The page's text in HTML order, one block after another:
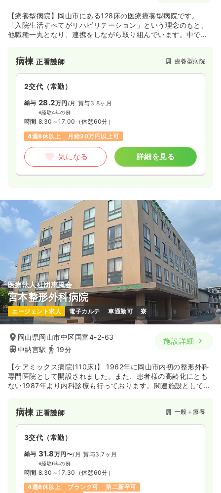
【療養型病院】岡山市にある128床の医療療養型病院です。
「入院生活すべてがリハビリテーション」という理念のもと、
他職種一丸となり、連携をしながら取り組んでいます。中で
れています。
病棟正看護師 療養型病院
2交代（常勤）
給与 28.2万円/月 賞与3.8ヶ月
※経験4年の例
時間 8:30～17:00 （休憩60分）
4週8休以上
月給30万円以上可
気になる 詳細を見る
医療法人社団恵風会
宮本整形外科病院
エージェント求人 電子カルテ 車通勤可 寮
岡山県岡山市中区国富4-2-63
中納言駅
19分
施設詳細
【ケアミックス病院(110床)】 1962年に岡山市内初の整形外科
専門医院として開設されました。また、患者様の高齢化にとも
ない1987年より内科診療も行っております。関連施設として、
齢者向け住宅レジデンスめぐみ」などの介護サービス事業を整
備しており、医療と福祉の連携を重視した地域密着の体制を整
えております。
病棟正看護師 一般＋療養
3交代（常勤）
給与 31.8万円〜/月 賞与3.7ヶ月
※経験6年の例
時間 8:30～17:30 （休憩60分）
4週8休以上
ブランク可
第二新卒可